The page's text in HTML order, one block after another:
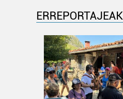
ERREPORTAJEAK